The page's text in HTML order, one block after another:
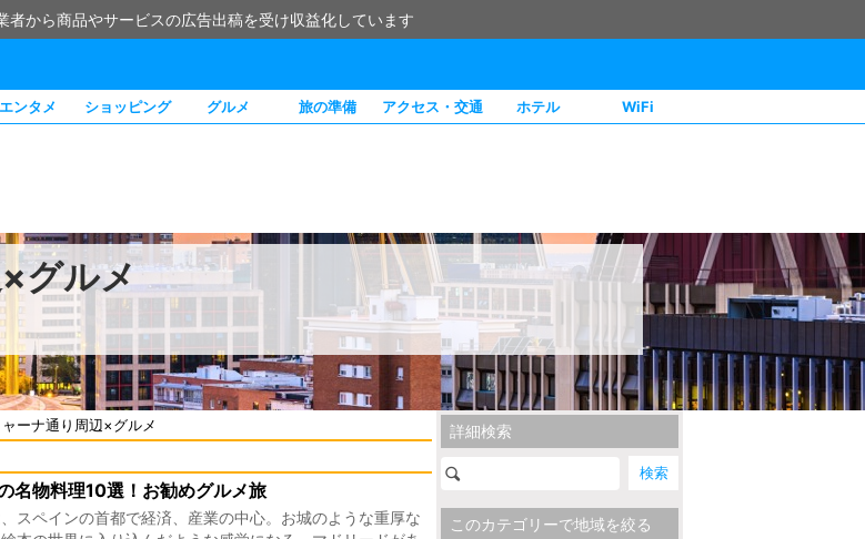
者から商品やサービスの広告出稿を受け収益化しています
エンタメ ショッピング グルメ 旅の準備 アクセス・交通 ホテル WiFi
グルメ
詳細検索
このカテゴリーで地域を絞る
ーナ通り周辺×グルメ
名物料理10選！お勧めグルメ旅
スペインの首都で経済、産業の中心。お城のような重厚な